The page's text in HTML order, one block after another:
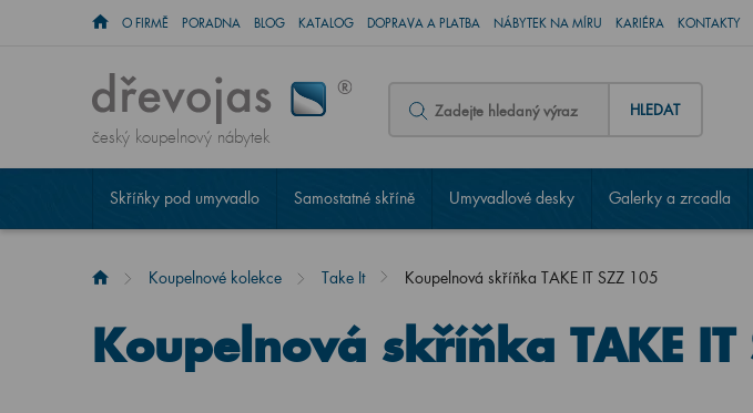
O FIRMĚ PORADNA BLOG KATALOG DOPRAVA A PLATBA NÁBYTEK NA MÍRU KARIÉRA KONTAKTY
český koupelnový nábytek
HLEDAT
Skříňky pod umyvadlo Samostatné skříně Umyvadlové desky Galerky a zrcadla
Koupelnové kolekce Take It Koupelnová skříňka TAKE IT SZZ 105
Koupelnová skříňka TAKE IT